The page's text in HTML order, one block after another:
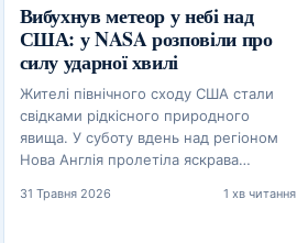
Вибухнув метеор у небі над
США: у NASA розповіли про
силу ударної хвилі
Жителі північного сходу США стали
свідками рідкісного природного
явища. У суботу вдень над регіоном
Нова Англія пролетіла яскрава…
31 Травня 2026 1 хв читання